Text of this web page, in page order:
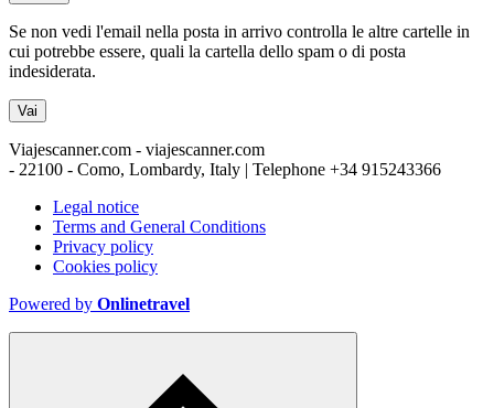
Se non vedi l'email nella posta in arrivo controlla le altre cartelle in
cui potrebbe essere, quali la cartella dello spam o di posta
indesiderata.
Vai
Viajescanner.com - viajescanner.com
- 22100 - Como, Lombardy, Italy | Telephone +34 915243366
Legal notice
Terms and General Conditions
Privacy policy
Cookies policy
Powered by Onlinetravel